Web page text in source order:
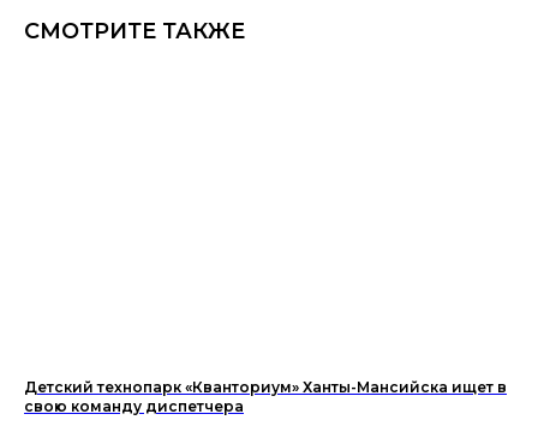
СМОТРИТЕ ТАКЖЕ
Детский технопарк «Кванториум» Ханты-Мансийска ищет в
свою команду диспетчера